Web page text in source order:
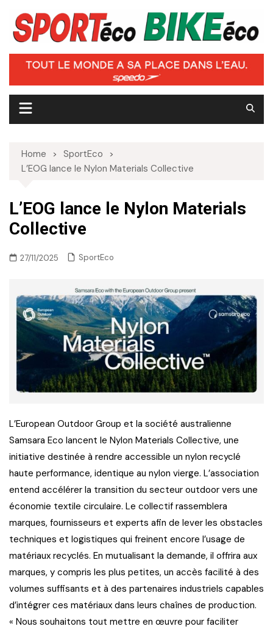
content
Home
SportEco
L’EOG lance le Nylon Materials Collective
L’EOG lance le Nylon Materials
Collective
27/11/2025 SportEco
L’European Outdoor Group et la société australienne
Samsara Eco lancent le Nylon Materials Collective, une
initiative destinée à rendre accessible un nylon recyclé
haute performance, identique au nylon vierge. L’association
entend accélérer la transition du secteur outdoor vers une
économie textile circulaire. Le collectif rassemblera
marques, fournisseurs et experts afin de lever les obstacles
techniques et logistiques qui freinent encore l’usage de
matériaux recyclés. En mutualisant la demande, il offrira aux
marques, y compris les plus petites, un accès facilité à des
volumes suffisants et à des partenaires industriels capables
d’intégrer ces matériaux dans leurs chaînes de production.
« Nous souhaitons tout mettre en œuvre pour faciliter